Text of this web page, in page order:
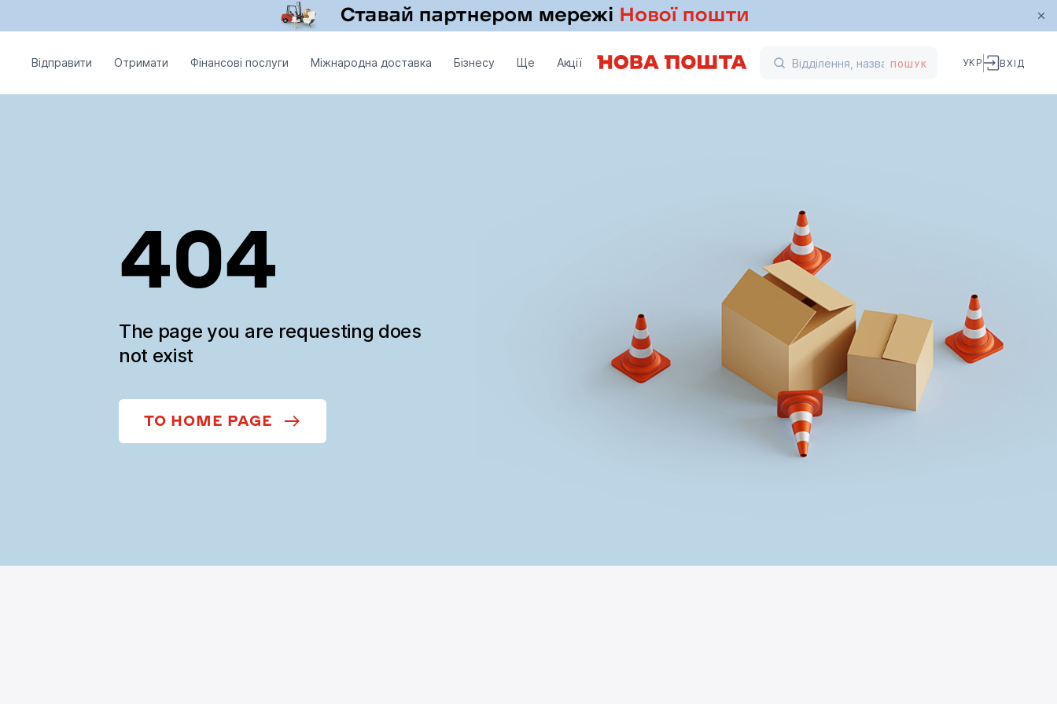
Відправити Отримати Фінансові послуги Міжнародна доставка Бізнесу Ще Акції ПОШУК УКР ВХІД
404
The page you are requesting does
not exist
TO HOME PAGE